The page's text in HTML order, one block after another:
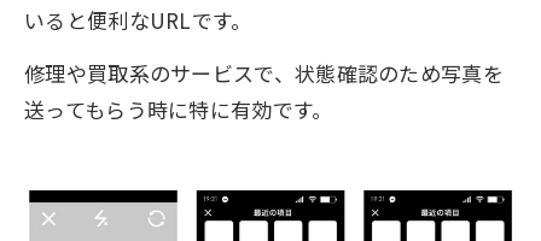
いると便利なURLです。
修理や買取系のサービスで、状態確認のため写真を
送ってもらう時に特に有効です。